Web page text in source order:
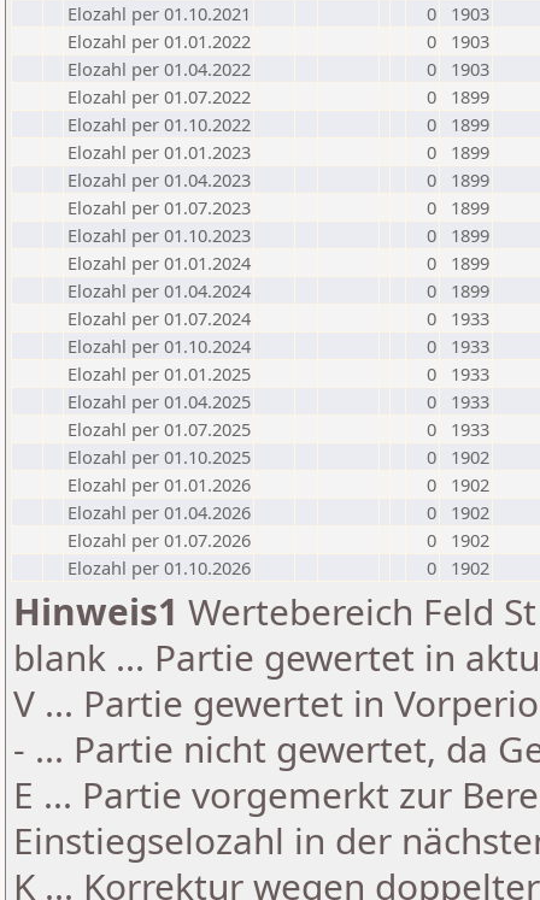
Elozahl per 01.10.2021
0
1903
Elozahl per 01.01.2022
0
1903
Elozahl per 01.04.2022
0
1903
Elozahl per 01.07.2022
0
1899
Elozahl per 01.10.2022
0
1899
Elozahl per 01.01.2023
0
1899
Elozahl per 01.04.2023
0
1899
Elozahl per 01.07.2023
0
1899
Elozahl per 01.10.2023
0
1899
Elozahl per 01.01.2024
0
1899
Elozahl per 01.04.2024
0
1899
Elozahl per 01.07.2024
0
1933
Elozahl per 01.10.2024
0
1933
Elozahl per 01.01.2025
0
1933
Elozahl per 01.04.2025
0
1933
Elozahl per 01.07.2025
0
1933
Elozahl per 01.10.2025
0
1902
Elozahl per 01.01.2026
0
1902
Elozahl per 01.04.2026
0
1902
Elozahl per 01.07.2026
0
1902
Elozahl per 01.10.2026
0 1902
Hinweis1 Wertebereich Feld
blank ... Partie gewertet in
V ... Partie gewertet in
- ... Partie nicht gewertet, da
E ... Partie vorgemerkt zur
Einstiegselozahl in der
K ... Korrektur wegen